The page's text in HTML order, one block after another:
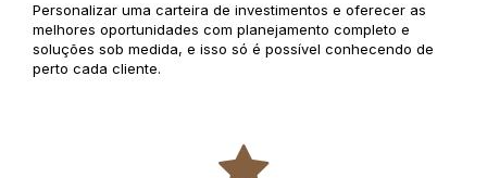
Personalizar uma carteira de investimentos e oferecer as
melhores oportunidades com planejamento completo e
soluções sob medida, e isso só é possível conhecendo de
perto cada cliente.